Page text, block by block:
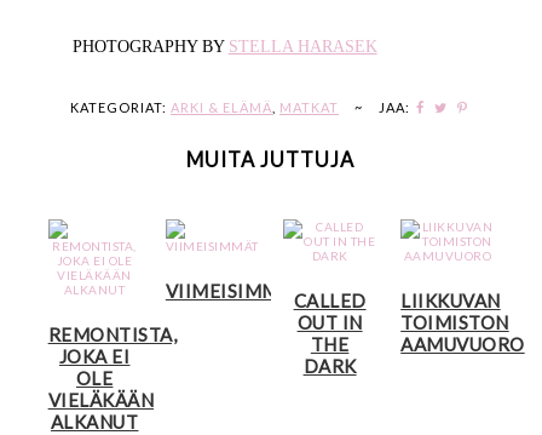
PHOTOGRAPHY BY STELLA HARASEK
KATEGORIAT: ARKI & ELÄMÄ MATKAT ~ JAA:
MUITA JUTTUJA
REMONTISTA,
JOKA EI
OLE
VIELÄKÄÄN
ALKANUT
VIIMEISIMMÄTCALLED
OUT IN
THE
DARK
LIIKKUVAN
TOIMISTON
AAMUVUORO